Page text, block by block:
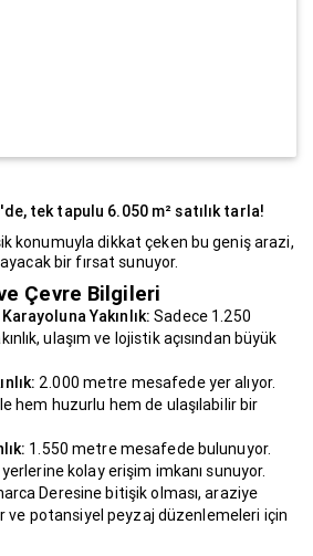
tek tapulu 6.050 m² satılık tarla!
konumuyla dikkat çeken bu geniş arazi,
bir fırsat sunuyor.
Çevre Bilgileri
Yakınlık: Sadece 1.250
ulaşım ve lojistik açısından büyük
2.000 metre mesafede yer alıyor.
ile hem huzurlu hem de ulaşılabilir bir
1.550 metre mesafede bulunuyor.
kolay erişim imkanı sunuyor.
Deresine bitişik olması, araziye
ve potansiyel peyzaj düzenlemeleri için